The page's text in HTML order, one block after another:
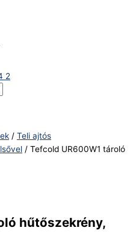
/ Teli ajtós
/ Tefcold UR600W1 tároló
hűtőszekrény,